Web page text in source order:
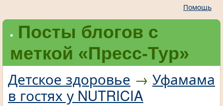
Помощь
• Посты блогов с
меткой «Пресс-Тур»
Детское здоровье → Уфамама
в гостях у NUTRICIA